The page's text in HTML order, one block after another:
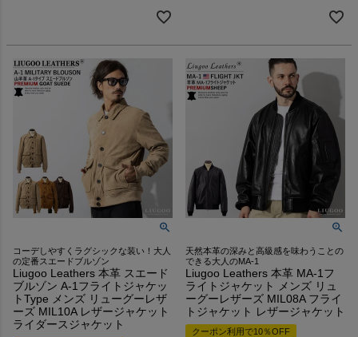
コーデしやすくラグシックな装い！大人
の定番スエードブルゾン
Liugoo Leathers 本革 スエード
ブルゾン A-1フライトジャケッ
トType メンズ リューグーレザ
ーズ MIL10A レザージャケット
ライダースジャケット
天然本革の深みと高級感を味わうことの
できる大人のMA-1
Liugoo Leathers 本革 MA-1フ
ライトジャケット メンズ リュ
ーグーレザーズ MIL08A フライ
トジャケット レザージャケット
クーポン利用で10％OFF